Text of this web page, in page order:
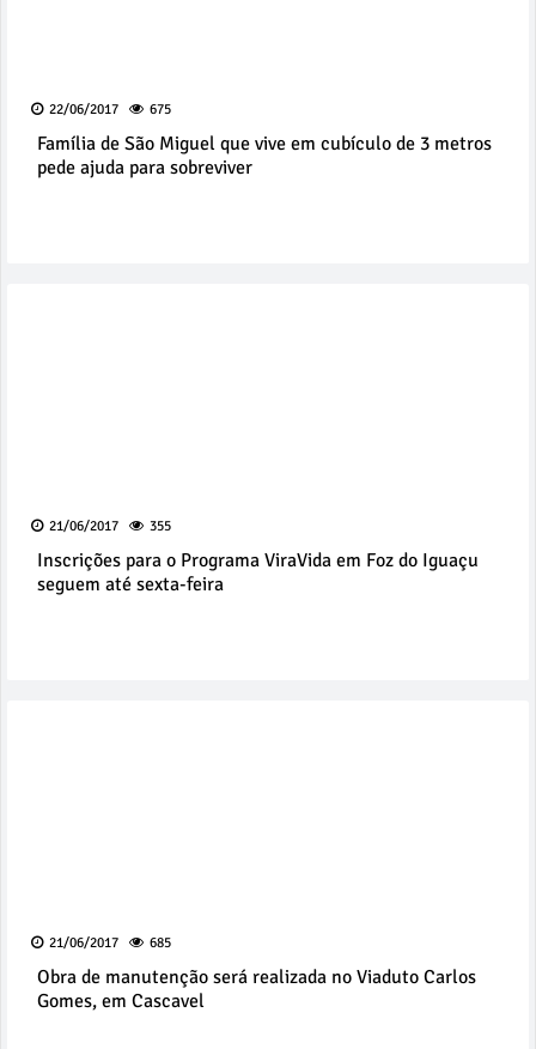
22/06/2017 675
Família de São Miguel que vive em cubículo de 3 metros
pede ajuda para sobreviver
21/06/2017 355
Inscrições para o Programa ViraVida em Foz do Iguaçu
seguem até sexta-feira
21/06/2017 685
Obra de manutenção será realizada no Viaduto Carlos
Gomes, em Cascavel